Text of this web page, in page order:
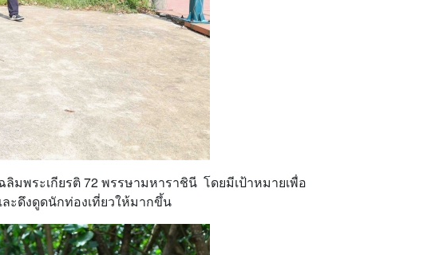
พระเกียรติ 72 พรรษามหาราชินี โดยมีเป้าหมายเพื่อ
ะดึงดูดนักท่องเที่ยวให้มากขึ้น